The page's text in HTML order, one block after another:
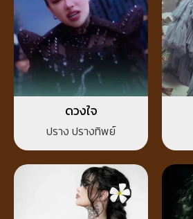
ดวงใจ
ปราง ปรางทิพย์